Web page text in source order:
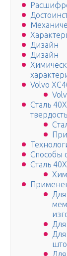
Дизайн
Дизайн
Volvo
Сталь
Способы
Сталь 40Х